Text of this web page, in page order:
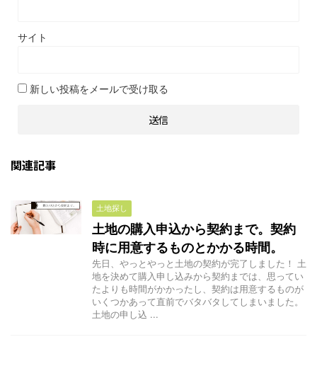
サイト
新しい投稿をメールで受け取る
関連記事
土地探し
土地の購入申込から契約まで。契約
時に用意するものとかかる時間。
先日、やっとやっと土地の契約が完了しました！ 土
地を決めて購入申し込みから契約までは、思ってい
たよりも時間がかかったし、契約は用意するものが
いくつかあって直前でバタバタしてしまいました。
土地の申し込 ...